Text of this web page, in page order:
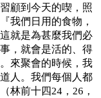
顧到今天的喫，照
我們日用的食物，
就是為甚麼我們必
，就會是活的、得
來聚會的時候，我
人。我們每個人都
林前十四24，26，